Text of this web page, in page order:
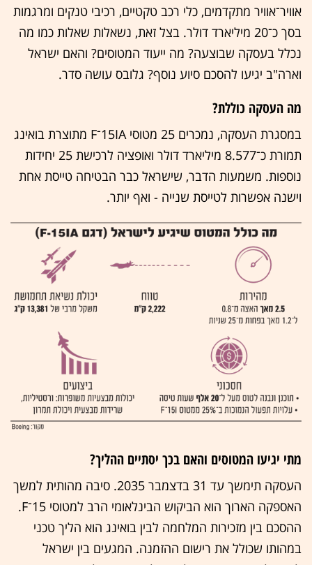
אוויר־אוויר מתקדמים, כלי רכב טקטיים, רכיבי טנקים ומרגמות
בסך כ־20 מיליארד דולר. בצל זאת, נשאלות שאלות כמו מה
נכלל בעסקה שבוצעה? מה ייעוד המטוסים? והאם ישראל
וארה"ב יגיעו להסכם סיוע נוסף? גלובס עושה סדר.
מה העסקה כוללת?
במסגרת העסקה, נמכרים 25 מטוסי 15IA־F מתוצרת בואינג
תמורת כ־8.577 מיליארד דולר ואופציה לרכישת 25 יחידות
נוספות. משמעות הדבר, שישראל כבר הבטיחה טייסת אחת
וישנה אפשרות לטייסת שנייה - ואף יותר.
מתי יגיעו המטוסים והאם בכך יסתיים ההליך?
העסקה תימשך עד 31 בדצמבר 2035. סיבה מהותית למשך
האספקה הארוך הוא הביקוש הבינלאומי הרב למטוסי 15־F.
ההסכם בין מזכירות המלחמה לבין בואינג הוא הליך טכני
במהותו שכולל את רישום ההזמנה. המגעים בין ישראל